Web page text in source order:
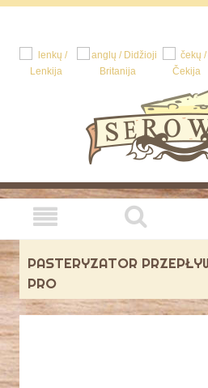
PASTERYZATOR
PRO